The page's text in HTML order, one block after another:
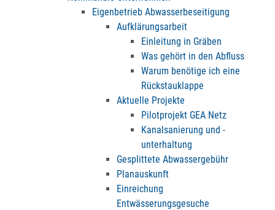
Eigenbetrieb Abwasserbeseitigung
Aufklärungsarbeit
Einleitung in Gräben
Was gehört in den Abfluss
Warum benötige ich eine
Rückstauklappe
Aktuelle Projekte
Pilotprojekt GEA Netz
Kanalsanierung und -
unterhaltung
Gesplittete Abwassergebühr
Planauskunft
Einreichung
Entwässerungsgesuche